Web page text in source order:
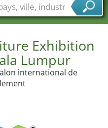
Exhibition
Lumpur
international de
Secteurs de foire